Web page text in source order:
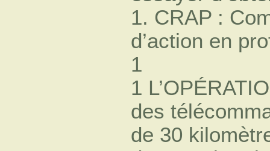
1. CRAP :
d’action en
1
1
des
de 30